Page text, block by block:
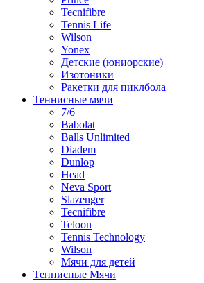
Tecnifibre
Tennis Life
Wilson
Yonex
Детские (юниорские)
Изотоники
Ракетки для пиклбола
Теннисные мячи
7/6
Babolat
Balls Unlimited
Diadem
Dunlop
Head
Neva Sport
Slazenger
Tecnifibre
Teloon
Tennis Technology
Wilson
Мячи для детей
Теннисные Мячи